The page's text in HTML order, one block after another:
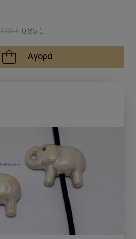
1,00 € 0,85 €
Αγορά